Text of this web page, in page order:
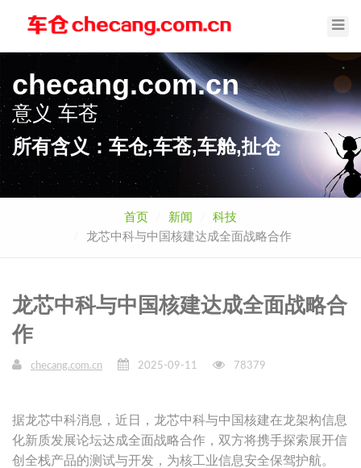
checang.com.cn
意义车苍
所有含义：车仓,车苍,车舱,扯仓
首页 新闻
科技
龙芯中科与中国核建达成全面战略合作
龙芯中科与中国核建达成全面战略合
作
checang.com.cn 2025-09-11 78379
据龙芯中科消息，近日，龙芯中科与中国核建在龙架构信息
化新质发展论坛达成全面战略合作，双方将携手探索展开信
创全栈产品的测试与开发，为核工业信息安全保驾护航。